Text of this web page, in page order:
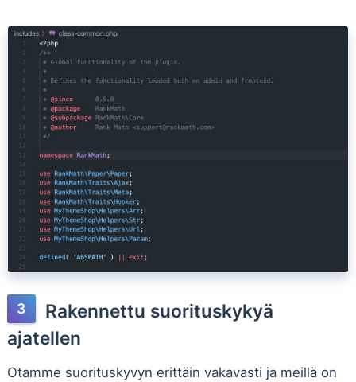
Rakennettu suorituskykyä
ajatellen
Otamme suorituskyvyn erittäin vakavasti ja meillä on